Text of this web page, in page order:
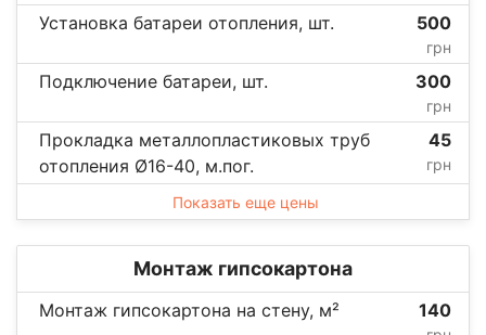
Установка батареи отопления, шт. 500
грн
Подключение батареи, шт. 300
грн
Прокладка металлопластиковых труб
отопления Ø16-40, м.пог.
45
грн
Показать еще цены
Монтаж гипсокартона
Монтаж гипсокартона на стену, м² 140